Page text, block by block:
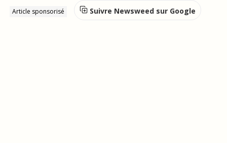
Article sponsorisé Suivre Newsweed sur Google